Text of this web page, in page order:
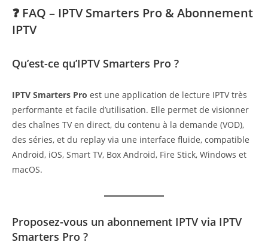
❓ FAQ – IPTV Smarters Pro & Abonnement
IPTV
Qu’est-ce qu’IPTV Smarters Pro ?
IPTV Smarters Pro est une application de lecture IPTV très
performante et facile d’utilisation. Elle permet de visionner
des chaînes TV en direct, du contenu à la demande (VOD),
des séries, et du replay via une interface fluide, compatible
Android, iOS, Smart TV, Box Android, Fire Stick, Windows et
macOS.
Proposez-vous un abonnement IPTV via IPTV
Smarters Pro ?